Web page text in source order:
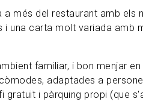
a més del restaurant amb els
i una carta molt variada amb
familiar, i bon menjar en
adaptades a
gratuït i pàrquing propi (que